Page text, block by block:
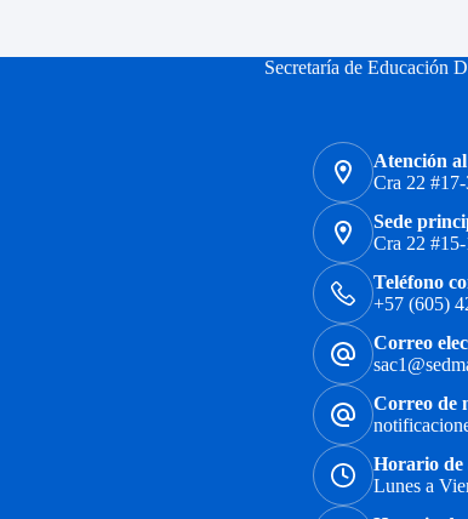
Secretaría de Educación
Atención
Cra 22
Sede
Cra 22
Teléfono
+57 (605)
Correo
Correo de
Horario de
Lunes a